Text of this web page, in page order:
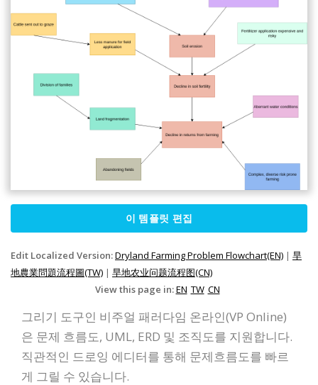
이 템플릿 편집
Edit Localized Version:Dryland Farming Problem Flowchart(EN) | 旱
地農業問題流程圖(TW) | 旱地农业问题流程图(CN)
View this page in:EN TW CN
그리기 도구인 비주얼 패러다임 온라인(VP Online)
은 문제 흐름도, UML, ERD 및 조직도를 지원합니다.
직관적인 드로잉 에디터를 통해 문제흐름도를 빠르
게 그릴 수 있습니다.